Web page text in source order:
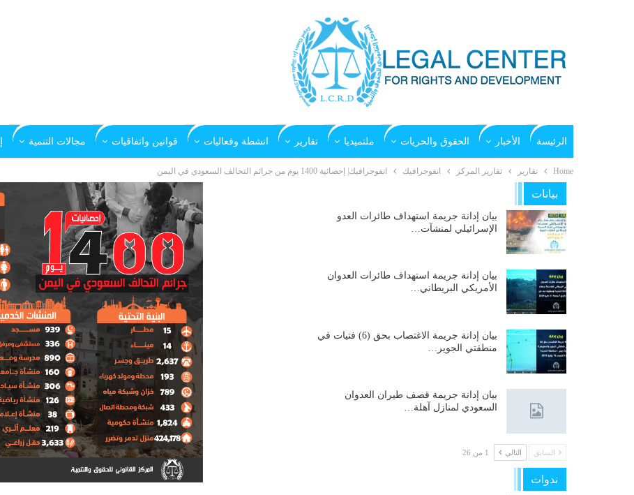
الرئيسة الأخبار الحقوق والحريات ملتميديا تقارير انشطة وفعاليات قوانين واتفاقيات مجالات التنمية
Home تقارير تقارير المركز انفوجرافيك انفوجرافيك| إحصائية 1400 يوم من جرائم التحالف السعودي في اليمن
بيانات
بيان إدانة جريمة استهداف طائرات العدو
الإسرائيلي لمنشآت…
بيان إدانة جريمة استهداف طائرات العدوان
الأمريكي البريطاني…
بيان إدانة جريمة الاغتصاب بحق (6) فتيات في
منطقتي الجوير…
بيان إدانة جريمة قصف طيران العدوان
السعودي لمنازل آهلة…
السابق التالي 1 من 26
ندوات